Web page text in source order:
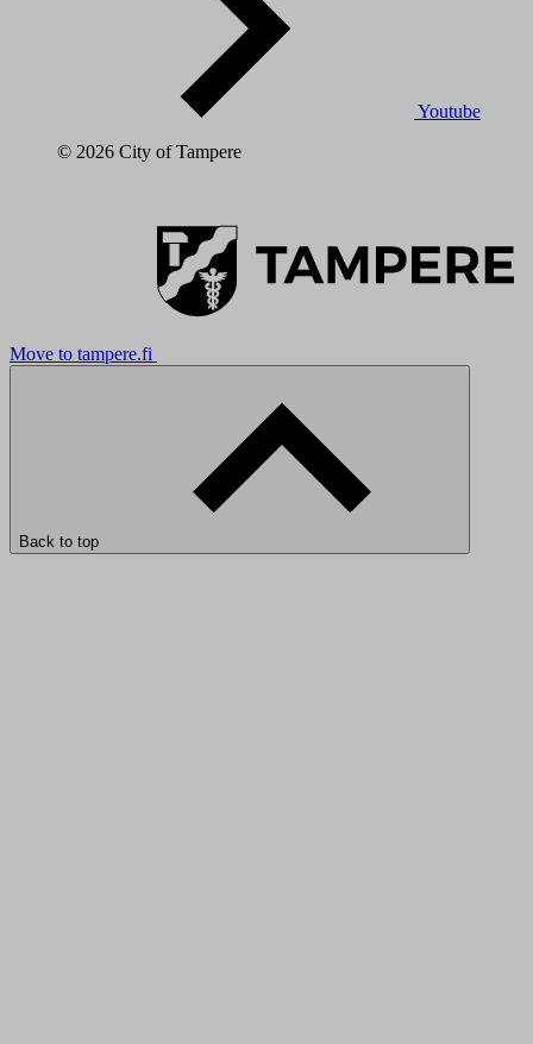
Youtube
© 2026 City of Tampere
Move to tampere.fi
Back to top